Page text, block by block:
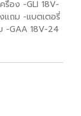
รื่อง -GLI 18V-
แถม -แบตเตอรี่
-GAA 18V-24